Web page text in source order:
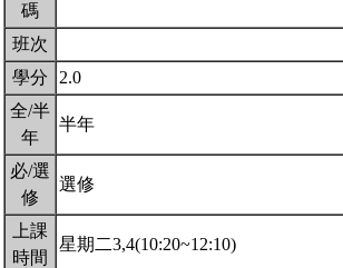
碼
班次
學分
2.0
全/半
年
半年
必/選
修
選修
上課
時間
星期二3,4(10:20~12:10)